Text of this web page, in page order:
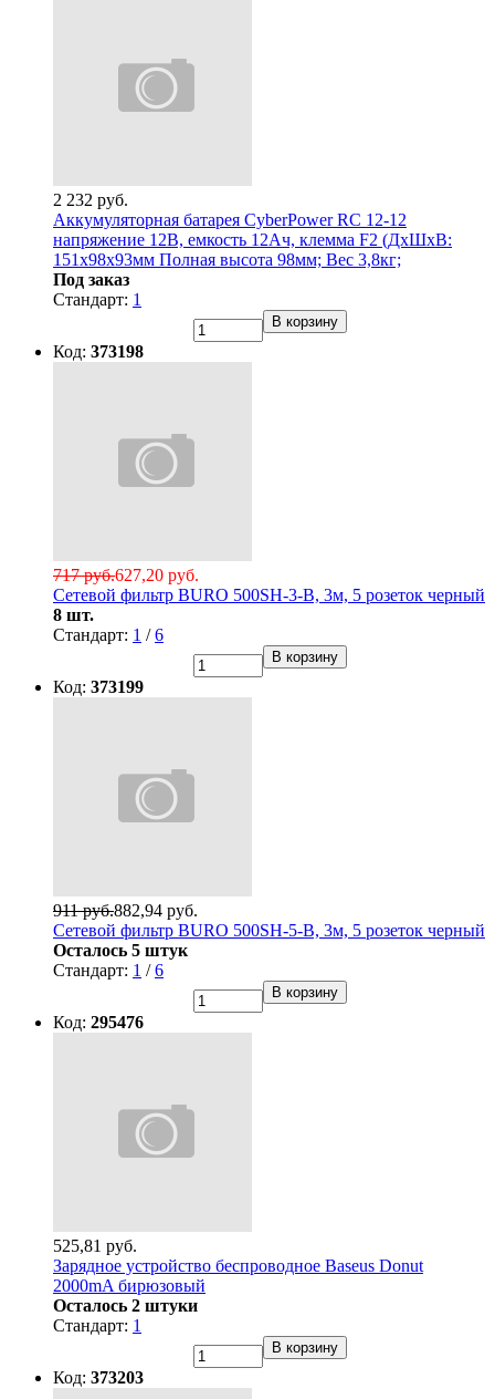
2 232 руб.
Аккумуляторная батарея CyberPower RC 12-12
напряжение 12В, емкость 12Ач, клемма F2 (ДхШхВ:
151х98х93мм Полная высота 98мм; Вес 3,8кг;
Под заказ
Стандарт: 1
В корзину
Код: 373198
627,20 руб.
717 руб.
Сетевой фильтр BURO 500SH-3-B, 3м, 5 розеток черный
8 шт.
Стандарт: 1 /6
В корзину
Код: 373199
882,94 руб.
911 руб.
Сетевой фильтр BURO 500SH-5-B, 3м, 5 розеток черный
Осталось 5 штук
Стандарт: 1 /6
В корзину
Код: 295476
525,81 руб.
Зарядное устройство беcпроводное Baseus Donut
2000mA бирюзовый
Осталось 2 штуки
Стандарт: 1
В корзину
Код: 373203